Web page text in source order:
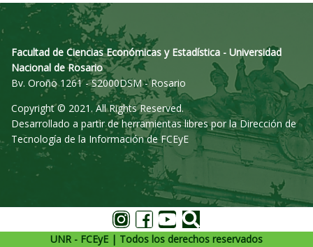
Facultad de Ciencias Económicas y Estadística - Universidad
Nacional de Rosario
Bv. Oroño 1261 - S2000DSM - Rosario
Copyright © 2021. All Rights Reserved.
Desarrollado a partir de herramientas libres por la Dirección de
Tecnología de la Información de FCEyE
UNR - FCEyE | Todos los derechos reservados